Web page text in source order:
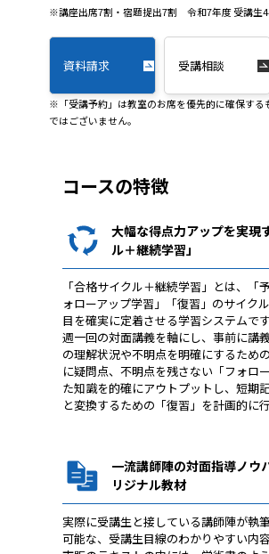
※講座出席7割・宿題提出7割 令和7年度 受講生
資料請求 受講相談
※「受講予約」は教室のお席を優先的に確保する
ではございません。
コースの特徴
大幅な得点力アップを実現
ル＋継続学習」
「合格サイクル＋継続学習」とは、「
ォローアップ学習」「復習」のサイク
目を確実に定着させる学習システムです
週一回の対面講義を軸にし、事前に講
の理解状況や不明点を明確にするため
に疑問点、不明点を残さない「フォロ
た知識を的確にアウトプットし、短期
と変換するための「復習」を計画的に行
一流講師陣の対面指導ノウ
リジナル教材
実際に受講生と接している講師陣が執
可能な、受講生目線のわかりやすい内容